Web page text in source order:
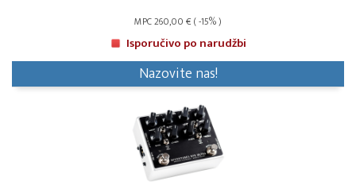
MPC 260,00 € ( -15% )
Isporučivo po narudžbi
Nazovite nas!